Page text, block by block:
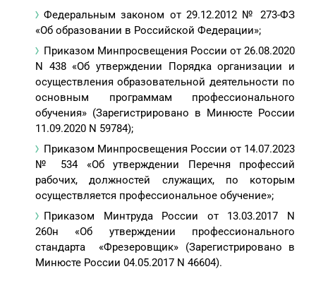
Федеральным законом от 29.12.2012 № 273-ФЗ
«Об образовании в Российской Федерации»;
Приказом Минпросвещения России от 26.08.2020
N 438 «Об утверждении Порядка организации и
осуществления образовательной деятельности по
основным программам профессионального
обучения» (Зарегистрировано в Минюсте России
11.09.2020 N 59784);
Приказом Минпросвещения России от 14.07.2023
№ 534 «Об утверждении Перечня профессий
рабочих, должностей служащих, по которым
осуществляется профессиональное обучение»;
Приказом Минтруда России от 13.03.2017 N
260н «Об утверждении профессионального
стандарта «Фрезеровщик» (Зарегистрировано в
Минюсте России 04.05.2017 N 46604).